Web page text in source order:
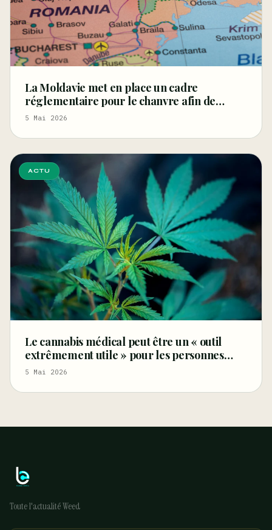
La Moldavie met en place un cadre
réglementaire pour le chanvre afin de
relancer les filières de la fibre et des graines
5 Mai 2026
ACTU
Le cannabis médical peut être un « outil
extrêmement utile » pour les personnes
âgées souffrant de douleurs et d’autres
5 Mai 2026
Toute l'actualité Weed